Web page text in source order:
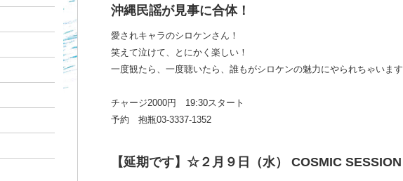
沖縄民謡が見事に合体！
愛されキャラのシロケンさん！
笑えて泣けて、とにかく楽しい！
一度観たら、一度聴いたら、誰もがシロケンの魅力にやられちゃいます
チャージ2000円 19:30スタート
予約 抱瓶03-3337-1352
【延期です】☆２月９日（水） COSMIC